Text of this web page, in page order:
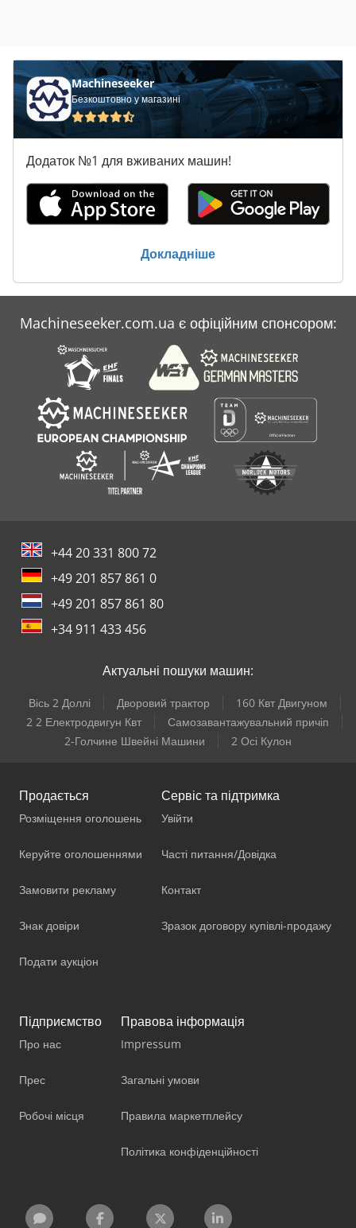
Machineseeker
Безкоштовно у магазині
Додаток №1 для вживаних машин!
Докладніше
Machineseeker.com.ua є офіційним спонсором:
+44 20 331 800 72
+49 201 857 861 0
+49 201 857 861 80
+34 911 433 456
Актуальні пошуки машин:
Вісь 2 Доллі Дворовий трактор
160 Квт Двигуном
2 2 Електродвигун Квт
Самозавантажувальний причіп
2-Голчине Швейні Машини
2 Осі Кулон
Продається
Розміщення оголошень
Керуйте оголошеннями
Замовити рекламу
Знак довіри
Подати аукціон
Сервіс та підтримка
Увійти
Часті питання/Довідка
Контакт
Зразок договору купівлі-продажу
Підприємство
Про нас
Прес
Робочі місця
Правова інформація
Impressum
Загальні умови
Правила маркетплейсу
Політика конфіденційності